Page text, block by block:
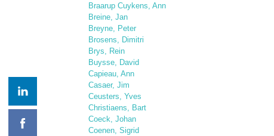
Braarup Cuykens, Ann
Breine, Jan
Breyne, Peter
Brosens, Dimitri
Brys, Rein
Buysse, David
Capieau, Ann
Casaer, Jim
Ceusters, Yves
Christiaens, Bart
Coeck, Johan
Coenen, Sigrid